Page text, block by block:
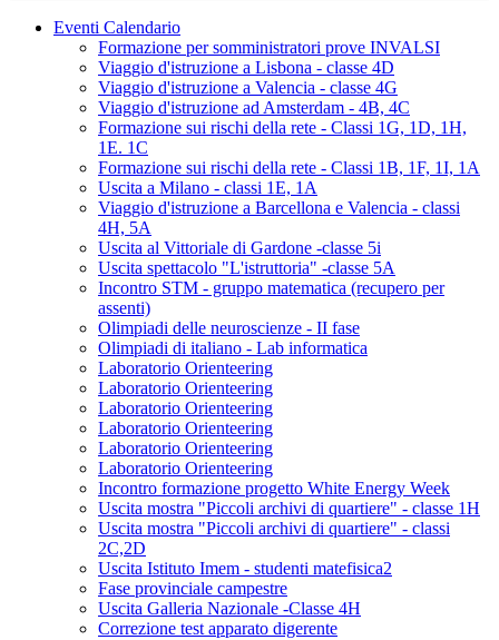
Eventi Calendario
Formazione per somministratori prove INVALSI
Viaggio d'istruzione a Lisbona - classe 4D
Viaggio d'istruzione a Valencia - classe 4G
Viaggio d'istruzione ad Amsterdam - 4B, 4C
Formazione sui rischi della rete - Classi 1G, 1D, 1H,
1E. 1C
Formazione sui rischi della rete - Classi 1B, 1F, 1I, 1A
Uscita a Milano - classi 1E, 1A
Viaggio d'istruzione a Barcellona e Valencia - classi
4H, 5A
Uscita al Vittoriale di Gardone -classe 5i
Uscita spettacolo "L'istruttoria" -classe 5A
Incontro STM - gruppo matematica (recupero per
assenti)
Olimpiadi delle neuroscienze - II fase
Olimpiadi di italiano - Lab informatica
Laboratorio Orienteering
Laboratorio Orienteering
Laboratorio Orienteering
Laboratorio Orienteering
Laboratorio Orienteering
Laboratorio Orienteering
Incontro formazione progetto White Energy Week
Uscita mostra "Piccoli archivi di quartiere" - classe 1H
Uscita mostra "Piccoli archivi di quartiere" - classi
2C,2D
Uscita Istituto Imem - studenti matefisica2
Fase provinciale campestre
Uscita Galleria Nazionale -Classe 4H
Correzione test apparato digerente